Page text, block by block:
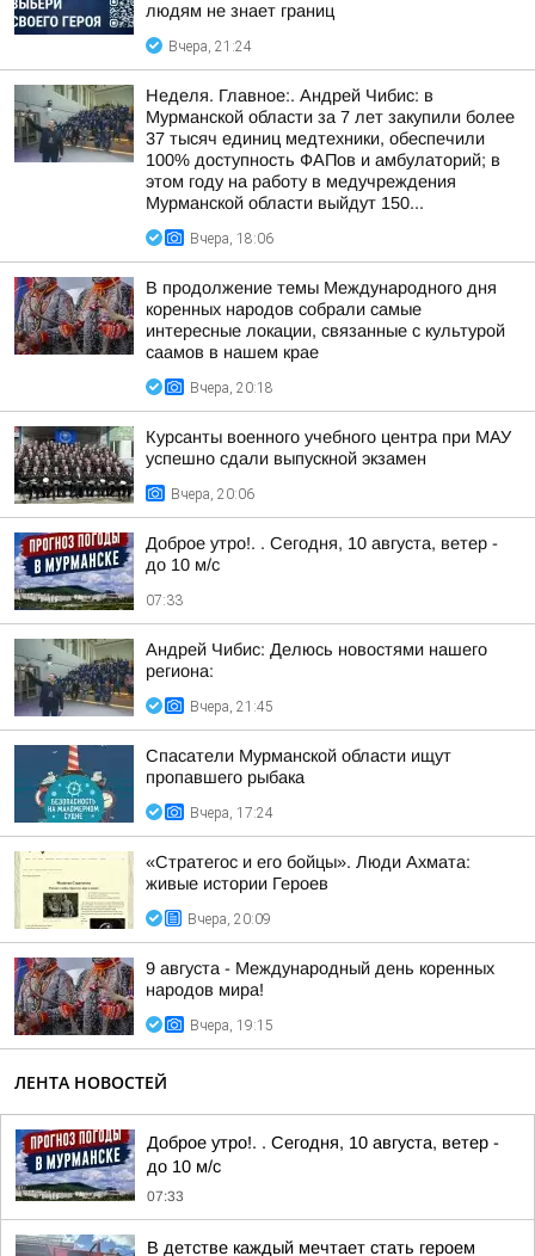
людям не знает границ
Вчера, 21:24
Неделя. Главное:. Андрей Чибис: в
Мурманской области за 7 лет закупили более
37 тысяч единиц медтехники, обеспечили
100% доступность ФАПов и амбулаторий; в
этом году на работу в медучреждения
Мурманской области выйдут 150...
Вчера, 18:06
В продолжение темы Международного дня
коренных народов собрали самые
интересные локации, связанные с культурой
саамов в нашем крае
Вчера, 20:18
Курсанты военного учебного центра при МАУ
успешно сдали выпускной экзамен
Вчера, 20:06
Доброе утро!. . Сегодня, 10 августа, ветер -
до 10 м/с
07:33
Андрей Чибис: Делюсь новостями нашего
региона:
Вчера, 21:45
Спасатели Мурманской области ищут
пропавшего рыбака
Вчера, 17:24
«Стратегос и его бойцы». Люди Ахмата:
живые истории Героев
Вчера, 20:09
9 августа - Международный день коренных
народов мира!
Вчера, 19:15
ЛЕНТА НОВОСТЕЙ
Доброе утро!. . Сегодня, 10 августа, ветер -
до 10 м/с
07:33
В детстве каждый мечтает стать героем